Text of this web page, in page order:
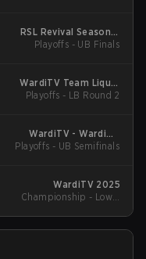
RSL Revival Season 5
2026
Playoffs - UB Finals
WardiTV Team Liquid
Map Contest Season
Playoffs - LB Round 2
WardiTV - WardiTV
Championship
Playoffs - UB Semifinals
WardiTV 2025
Championship - Lower